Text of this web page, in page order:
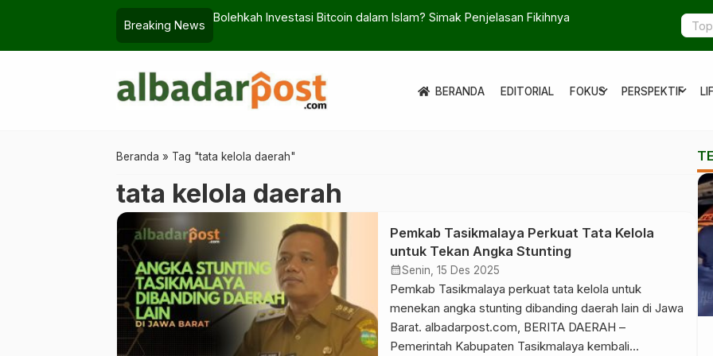
Breaking News
Bolehkah Investasi Bitcoin dalam Islam? Simak Penjelasan Fikihnya
Rute
Kalbar
BERANDA EDITORIAL FOKUS
expand_more PERSPEKTIF
expand_more
Beranda » Tag "tata kelola daerah"
tata kelola daerah
Pemkab Tasikmalaya Perkuat Tata Kelola
untuk Tekan Angka Stunting
calendar_monthSenin, 15 Des 2025
Pemkab Tasikmalaya perkuat tata kelola untuk
menekan angka stunting dibanding daerah lain di Jawa
Barat. albadarpost.com, BERITA DAERAH –
Pemerintah Kabupaten Tasikmalaya kembali